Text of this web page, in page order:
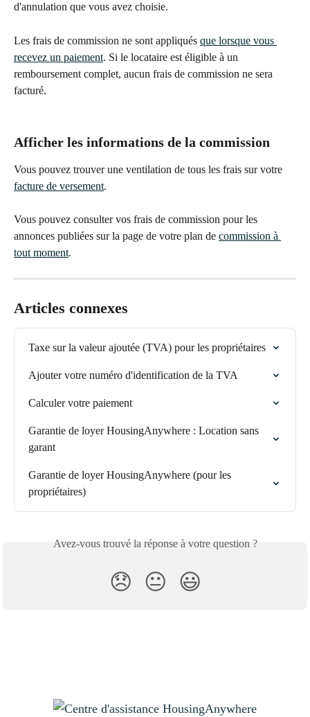
d'annulation que vous avez choisie.
Les frais de commission ne sont appliqués que lorsque vous
recevez un paiement. Si le locataire est éligible à un
remboursement complet, aucun frais de commission ne sera
facturé.
Afficher les informations de la commission
Vous pouvez trouver une ventilation de tous les frais sur votre
facture de versement.
Vous pouvez consulter vos frais de commission pour les
annonces publiées sur la page de votre plan de commission à
tout moment.
Articles connexes
Taxe sur la valeur ajoutée (TVA) pour les propriétaires
Ajouter votre numéro d'identification de la TVA
Calculer votre paiement
Garantie de loyer HousingAnywhere : Location sans
garant
Garantie de loyer HousingAnywhere (pour les
propriétaires)
Avez-vous trouvé la réponse à votre question ?
😞 😐 😃